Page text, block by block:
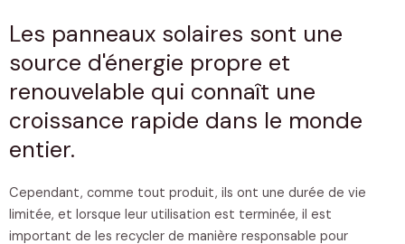
Les panneaux solaires sont une
source d'énergie propre et
renouvelable qui connaît une
croissance rapide dans le monde
entier.
Cependant, comme tout produit, ils ont une durée de vie
limitée, et lorsque leur utilisation est terminée, il est
important de les recycler de manière responsable pour